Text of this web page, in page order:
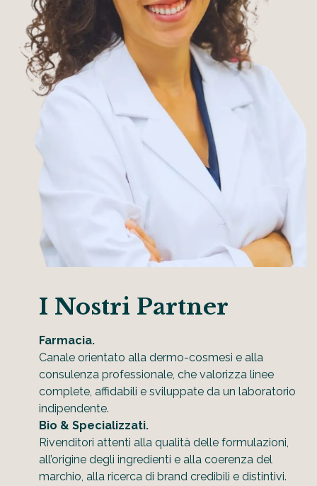
I Nostri Partner
Farmacia.
Canale orientato alla dermo-cosmesi e alla
consulenza professionale, che valorizza linee
complete, affidabili e sviluppate da un laboratorio
indipendente.
Bio & Specializzati.
Rivenditori attenti alla qualità delle formulazioni,
all’origine degli ingredienti e alla coerenza del
marchio, alla ricerca di brand credibili e distintivi.